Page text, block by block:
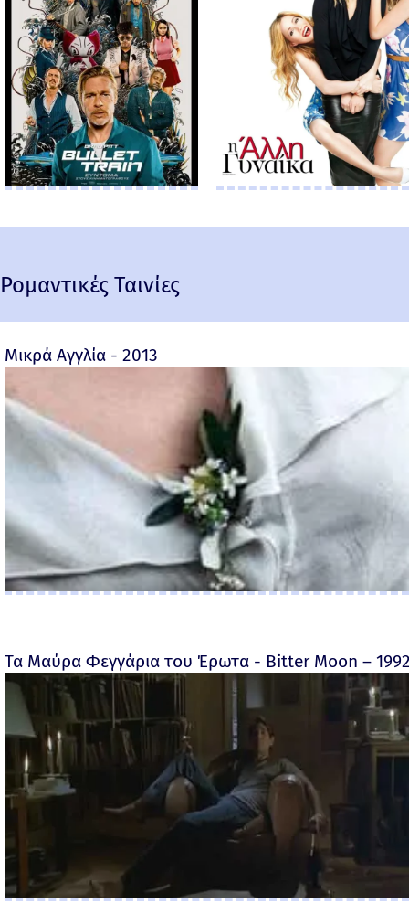
Ρομαντικές Ταινίες
Μικρά Αγγλία - 2013
Τα Μαύρα Φεγγάρια του Έρωτα - Bitter Moon –